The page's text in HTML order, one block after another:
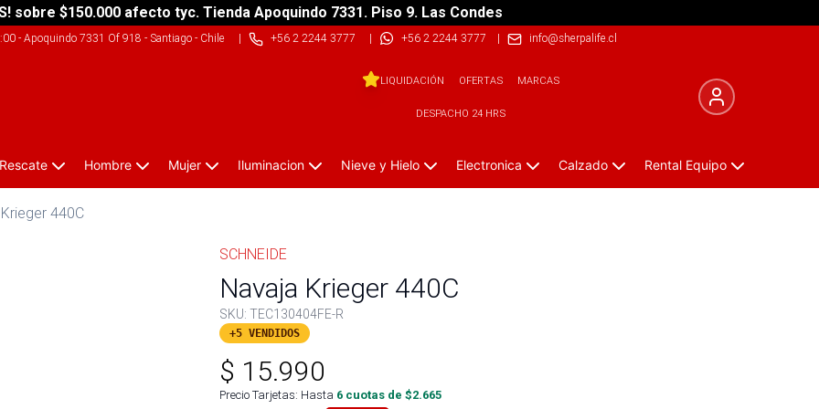
sobre $150.000 afecto tyc. Tienda Apoquindo 7331. Piso 9. Las Condes
- Apoquindo 7331 Of 918 - Santiago - Chile| +56 2 2244 3777 | +56 2 2244 3777 | info@sherpalife.cl
LIQUIDACIÓN OFERTAS MARCAS
DESPACHO 24 HRS
Hombre Mujer Iluminacion Nieve y Hielo Electronica Calzado Rental Equipo
440C
SCHNEIDE
Navaja Krieger 440C
SKU: TEC130404FE-R
+5 VENDIDOS
$ 15.990
Precio Tarjetas: Hasta 6 cuotas de $2.665